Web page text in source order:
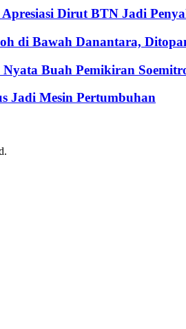
Dirut BTN Jadi
di Bawah Danantara,
Buah Pemikiran
Jadi Mesin Pertumbuhan